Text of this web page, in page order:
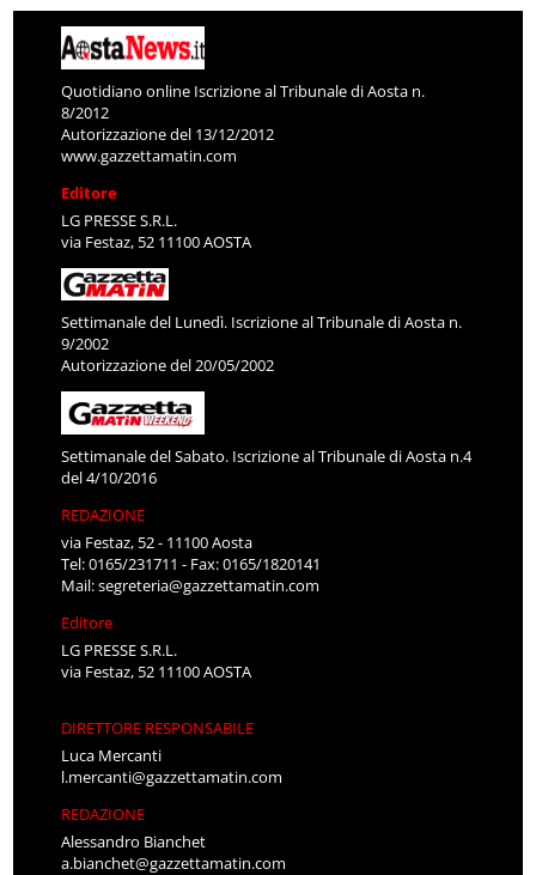
Quotidiano online Iscrizione al Tribunale di Aosta n.
8/2012
Autorizzazione del 13/12/2012
www.gazzettamatin.com
Editore
LG PRESSE S.R.L.
via Festaz, 52 11100 AOSTA
Settimanale del Lunedì. Iscrizione al Tribunale di Aosta n.
9/2002
Autorizzazione del 20/05/2002
Settimanale del Sabato. Iscrizione al Tribunale di Aosta n.4
del 4/10/2016
REDAZIONE
via Festaz, 52 - 11100 Aosta
Tel: 0165/231711 - Fax: 0165/1820141
Mail:segreteria@gazzettamatin.com
Editore
LG PRESSE S.R.L.
via Festaz, 52 11100 AOSTA
DIRETTORE RESPONSABILE
Luca Mercanti
l.mercanti@gazzettamatin.com
REDAZIONE
Alessandro Bianchet
a.bianchet@gazzettamatin.com